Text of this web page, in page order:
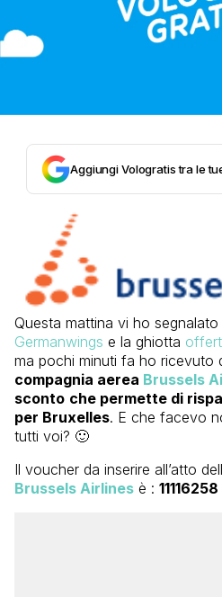
Aggiungi Vologratis tra le
Questa mattina vi ho
Germanwings e la ghiotta
ma pochi minuti fa ho ricevuto
compagnia aerea Brussels
sconto che permette di
per Bruxelles. E che facevo
tutti voi? 🙂
Il voucher da inserire all’atto
Brussels Airlines è : 11116258